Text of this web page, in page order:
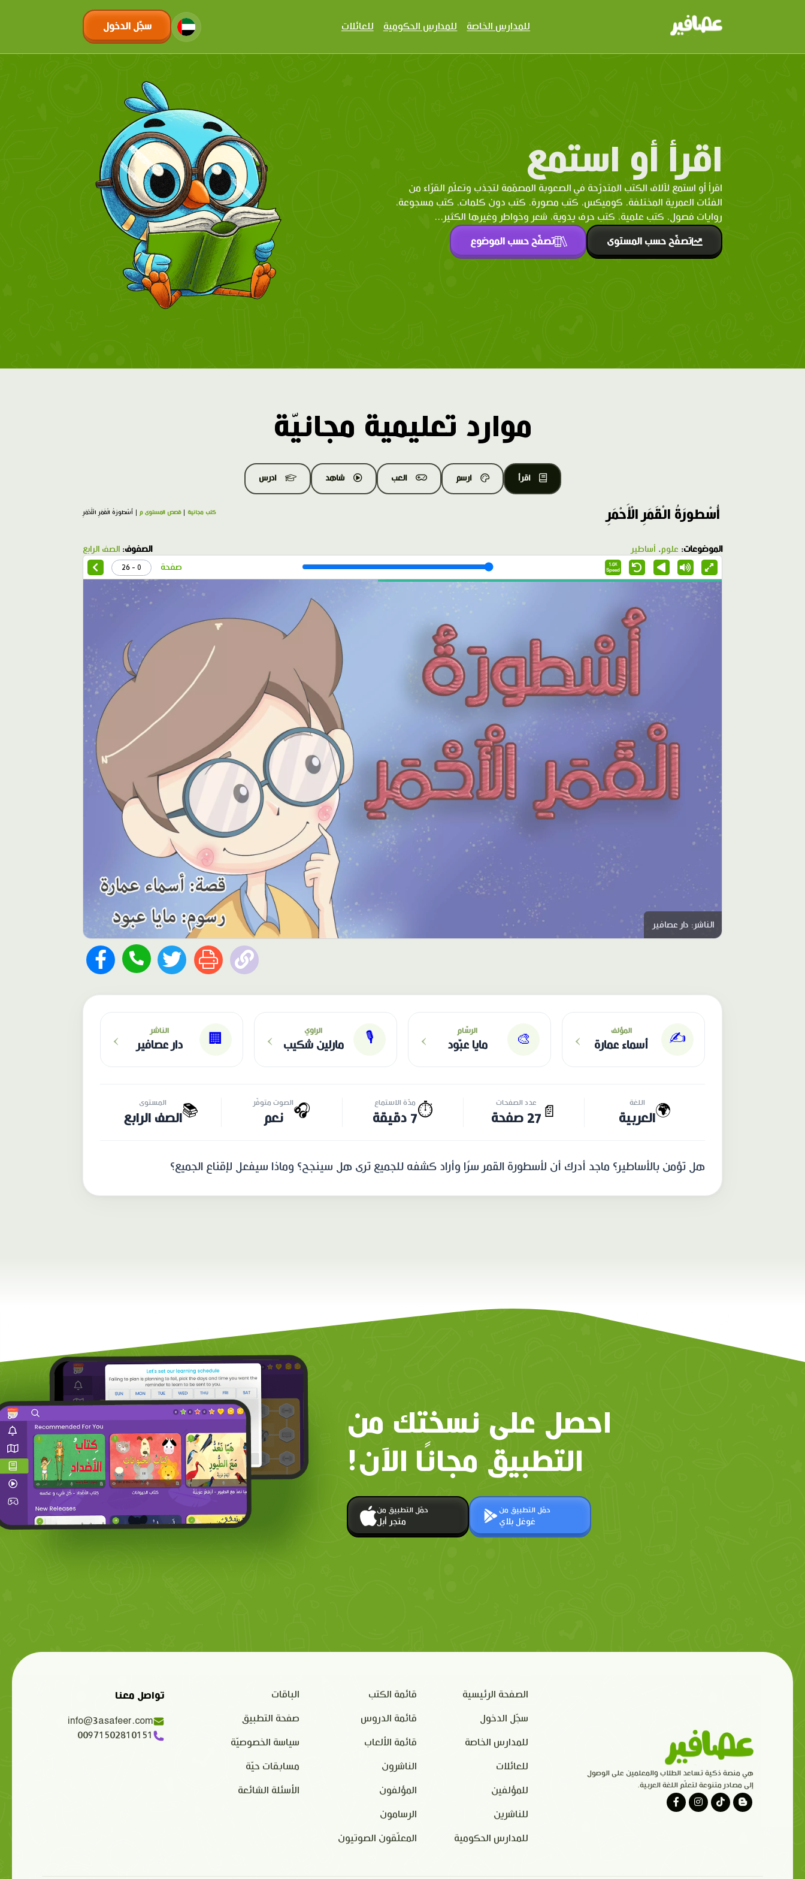
للمدارس الخاصة للمدارس الحكومية للعائلات سجّل الدخول
اقرأ أو استمع
اقرأ أو استمع لآلاف الكتب المتدرّحة في الصعوبة المصمّمة لتجذب وتعلّم القرّاء من
الفئات العمرية المختلفة. كوميكس، كتب مصورة، كتب دون كلمات، كتب مسجوعة،
روايات فصول، كتب علمية، كتب حرف يدوية، شعر وخواطر وغيرها الكثير...
تصفّح حسب المستوى تصفّح حسب الموضوع
موارد تعليمية مجانيّة
اقرأ ارسم العب شاهد ادرس
أُسْطورَةُ الْقَمَرِ الْأَحْمَرِ كتب مجانية |قصص المستوى م | أُسْطورَةُ الْقَمَرِ الْأَحْمَرِ
الموضوعات: علوم، أساطير الصفوف: الصف الرابع
1.0X
Speed
صفحة 0 - 26
الناشر: دار عصافير
✍️ المؤلف
أسماء عمارة ›
🎨
الرسّام
مايا عبّود ›
🎙 الراوي
مارلين شكيب ›
🏢
الناشر
دار عصافير ›
🌍 اللغة
العربية 📄
عدد الصفحات
27 صفحة ⏱️ مدّة الاستماع
7 دقيقة 🎧الصوت متوفّر
نعم 📚 المستوى
الصف الرابع
هل تؤمن بالأساطير؟ ماجد أدرك أن لأسطورة القمر سرًا وأراد كشفه للجميع ترى هل سينجح؟ وماذا سيفعل لإقناع الجميع؟
احصل على نسختك من
التطبيق مجانًا الآن!
حمّل التطبيق من
متجر أبل
حمّل التطبيق من
غوغل بلاي
هي منصة ذكية تساعد الطلاب والمعلمين على الوصول
إلى مصادر متنوعة لتعلّم اللغة العربية.
الصفحة الرئيسية
سجّل الدخول
للمدارس الخاصة
للعائلات
للمؤلفين
للناشرين
للمدارس الحكومية
قائمة الكتب
قائمة الدروس
قائمة الألعاب
الناشرون
المؤلفون
الرسامون
المعلّقون الصوتيون
الباقات
صفحة التطبيق
سياسة الخصوصيّة
مسابقات حيّة
الأسئلة الشائعة
تواصل معنا
info@3asafeer.com
00971502810151